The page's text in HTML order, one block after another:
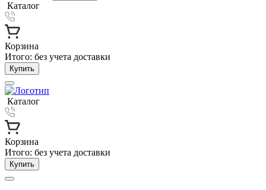
Каталог
Корзина
Итого: без учета доставки
Купить
Каталог
Корзина
Итого: без учета доставки
Купить